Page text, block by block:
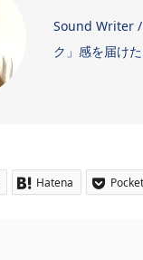
Sound Writer /
ク」感を届け
Hatena Pocket